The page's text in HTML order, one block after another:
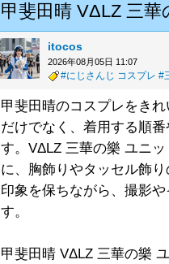
甲斐田晴 VΔLZ 三
itocos
2026年08月05日 11:07
#にじさんじ コスプレ #
甲斐田晴のコスプレをき
だけでなく、着用する順
す。VΔLZ 三華の樂 ユニ
に、胸飾りやタッセル飾
印象を保ちながら、撮影
す。
甲斐田晴 VΔLZ 三華の樂